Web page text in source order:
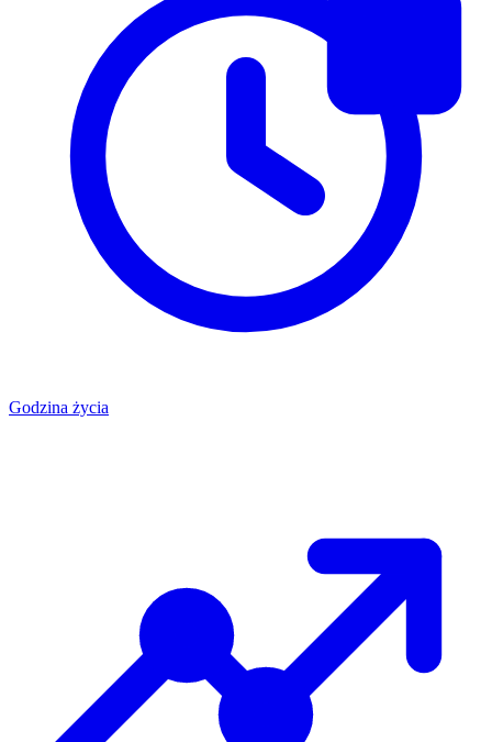
Godzina życia